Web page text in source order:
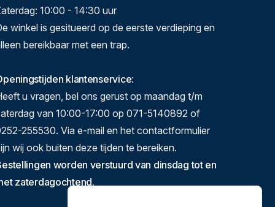
10:00 - 14:30 uur
winkel is gesitueerd op de eerste verdieping en
bereikbaar met een trap.
klantenservice:
u vragen, bel ons gerust op maandag t/m
van 10:00-17:00 op 071-5140892 of
255530. Via e-mail en het contactformulier
wij ook buiten deze tijden te bereiken.
worden verstuurd van dinsdag tot en
zaterdagochtend.